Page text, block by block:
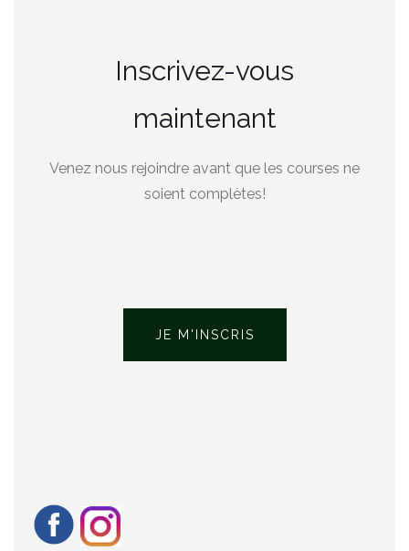
Inscrivez-vous
maintenant
Venez nous rejoindre avant que les courses ne
soient complètes!
JE M'INSCRIS